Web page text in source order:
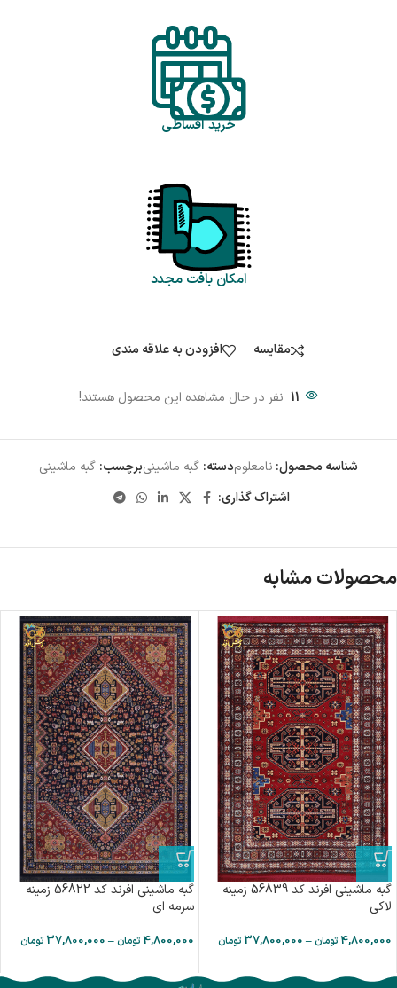
خرید اقساطی
امکان بافت مجدد
مقایسه افزودن به علاقه مندی
11 نفر در حال مشاهده این محصول هستند!
شناسه محصول: نامعلومدسته: گبه ماشینیبرچسب: گبه ماشینی
اشتراک گذاری:
محصولات مشابه
گبه ماشینی افرند کد 56839 زمینه
لاکی
4,800,000 تومان–
37,800,000 تومان
گبه ماشینی افرند کد 56822 زمینه
سرمه ای
4,800,000 تومان–
37,800,000 تومان